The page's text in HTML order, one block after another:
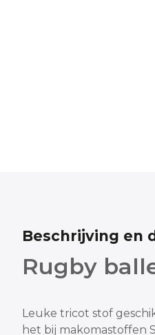
Beschrijving en
Rugby
Leuke tricot stof
het bij makomastoffen